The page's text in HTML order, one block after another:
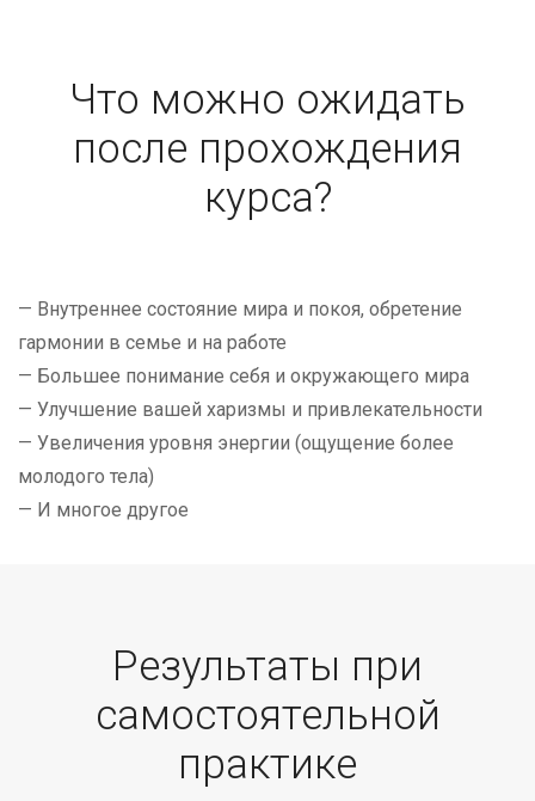
Что можно ожидать
после прохождения
курса?
— Внутреннее состояние мира и покоя, обретение
гармонии в семье и на работе
— Большее понимание себя и окружающего мира
— Улучшение вашей харизмы и привлекательности
— Увеличения уровня энергии (ощущение более
молодого тела)
— И многое другое
Результаты при
самостоятельной
практике